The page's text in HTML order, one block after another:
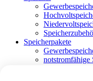
Speicherpakete
notstromfähige